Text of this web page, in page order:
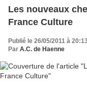
Les nouveaux
France Culture
Publié le 26/05/2011 à
Par A.C. de Haenne